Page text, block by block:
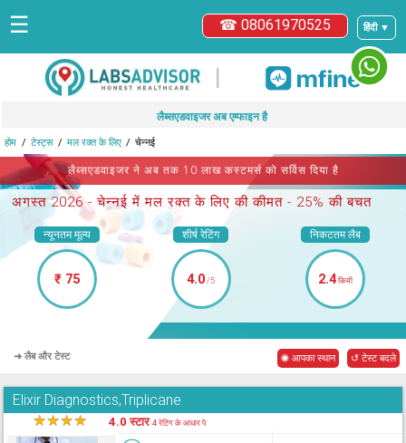
हिंदी ▼
☎ 08061970525
☰
|
लैब्सएडवाइजर अब एम्फाइन है
होम टेस्ट्स मल रक्त के लिए चेन्नई
लैब्सएडवाइजर ने अब तक 10 लाख कस्टमर्स को सर्विस दिया है
अगस्त 2026 -चेन्नई में मल रक्त के लिए की कीमत - 25% की बचत
न्यूनतम मूल्य
₹ 75
शीर्ष रेटिंग
4.0/5
निकटतम लैब
2.4किमी
➜ लैब और टेस्ट ◉ आपका स्थान ↺ टेस्ट बदले
Elixir Diagnostics,Triplicane
★★★★ 4.0 स्टार4 रेटिंग के आधार पे